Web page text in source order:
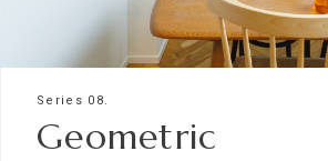
Series 08.
Geometric